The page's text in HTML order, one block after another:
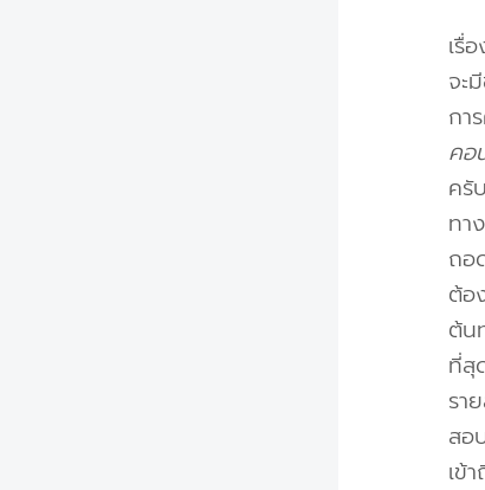
เรื่
จะ
กา
คอ
ครับ
ทา
ถอ
ต้อ
ต้น
ที่สุ
รา
สอ
เข้